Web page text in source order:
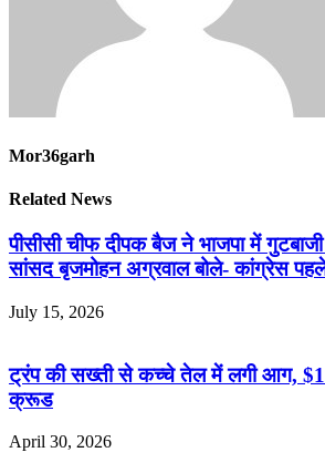
Mor36garh
Related News
पीसीसी चीफ दीपक बैज ने भाजपा में
सांसद बृजमोहन अग्रवाल बोले- कांग्रेस
July 15, 2026
ट्रंप की सख्ती से कच्चे तेल में लगी आग,
क्रूड
April 30, 2026